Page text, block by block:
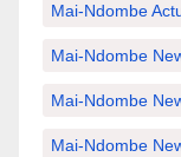
Mai-Ndombe
Mai-Ndombe
Mai-Ndombe
Mai-Ndombe